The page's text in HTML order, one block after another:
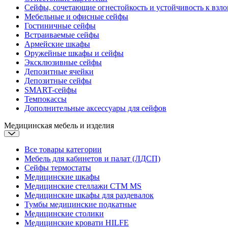
Сейфы, сочетающие огнестойкость и устойчивость к
Мебельные и офисные сейфы
Гостиничные сейфы
Встраиваемые сейфы
Армейские шкафы
Оружейные шкафы и сейфы
Эксклюзивные сейфы
Депозитные ячейки
Депозитные сейфы
SMART-сейфы
Темпокассы
Дополнительные аксессуары для сейфов
Медицинская мебель и изделия
Все товары категории
Мебель для кабинетов и палат (ЛДСП)
Сейфы термостаты
Медицинские шкафы
Медицинские стеллажи CTM MS
Медицинские шкафы для раздевалок
Тумбы медицинские подкатные
Медицинские столики
Медицинские кровати HILFE